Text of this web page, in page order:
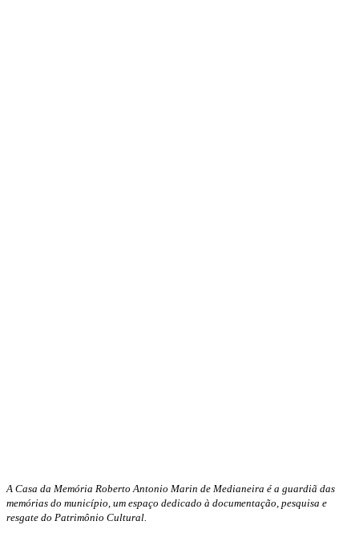
A Casa da Memória Roberto Antonio Marin de Medianeira é a guardiã das
memórias do município, um espaço dedicado à documentação, pesquisa e
resgate do Patrimônio Cultural.